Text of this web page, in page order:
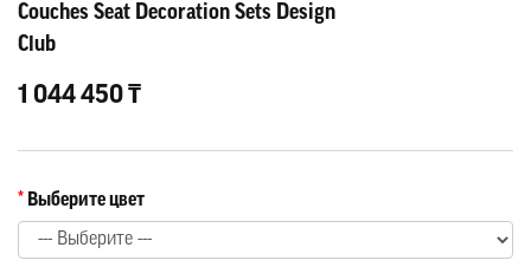
Couches Seat Decoration Sets Design
Club
1 044 450 ₸
Выберите цвет